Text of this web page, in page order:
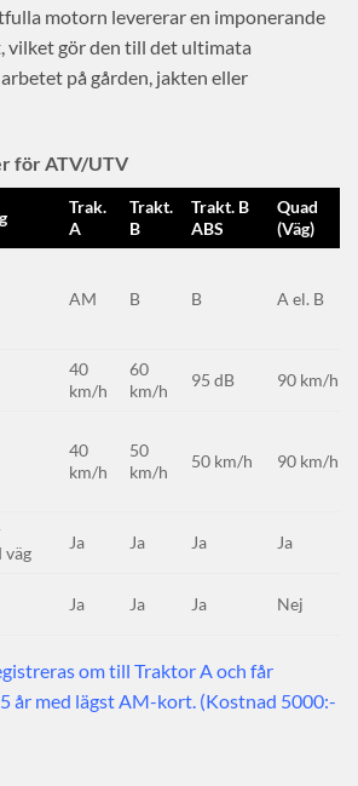
motorn levererar en imponerande
vilket gör den till det ultimata
på gården, jakten eller
för ATV/UTV
Trak.
A
Trakt.
B
Trakt. B
ABS
Quad
(Väg)
AM B B A el. B
40
km/h
60
km/h
95 dB 90 km/h
40
km/h
50
km/h
50 km/h 90 km/h
väg
Ja Ja Ja Ja
Ja Ja Ja Nej
om till Traktor A och får
år med lägst AM-kort. (Kostnad 5000:-